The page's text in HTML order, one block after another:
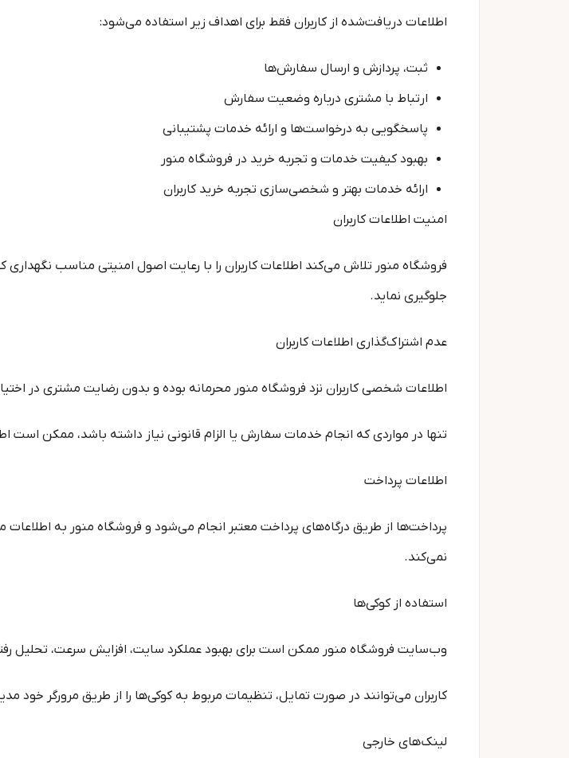
اطلاعات دریافت‌شده از کاربران فقط برای اهداف زیر استفاده می‌شود:
ثبت، پردازش و ارسال سفارش‌ها
ارتباط با مشتری درباره وضعیت سفارش
پاسخگویی به درخواست‌ها و ارائه خدمات پشتیبانی
بهبود کیفیت خدمات و تجربه خرید در فروشگاه منور
ارائه خدمات بهتر و شخصی‌سازی تجربه خرید کاربران
امنیت اطلاعات کاربران
فروشگاه منور تلاش می‌کند اطلاعات کاربران را با رعایت اصول امنیتی مناسب
جلوگیری نماید.
عدم اشتراک‌گذاری اطلاعات کاربران
اطلاعات شخصی کاربران نزد فروشگاه منور محرمانه بوده و بدون رضایت مشتری در
تنها در مواردی که انجام خدمات سفارش یا الزام قانونی نیاز داشته باشد، ممکن است
اطلاعات پرداخت
پرداخت‌ها از طریق درگاه‌های پرداخت معتبر انجام می‌شود و فروشگاه منور به اطلاعات
نمی‌کند.
استفاده از کوکی‌ها
وب‌سایت فروشگاه منور ممکن است برای بهبود عملکرد سایت، افزایش سرعت، تحلیل رفتار
کاربران می‌توانند در صورت تمایل، تنظیمات مربوط به کوکی‌ها را از طریق مرورگر خود
لینک‌های خارجی